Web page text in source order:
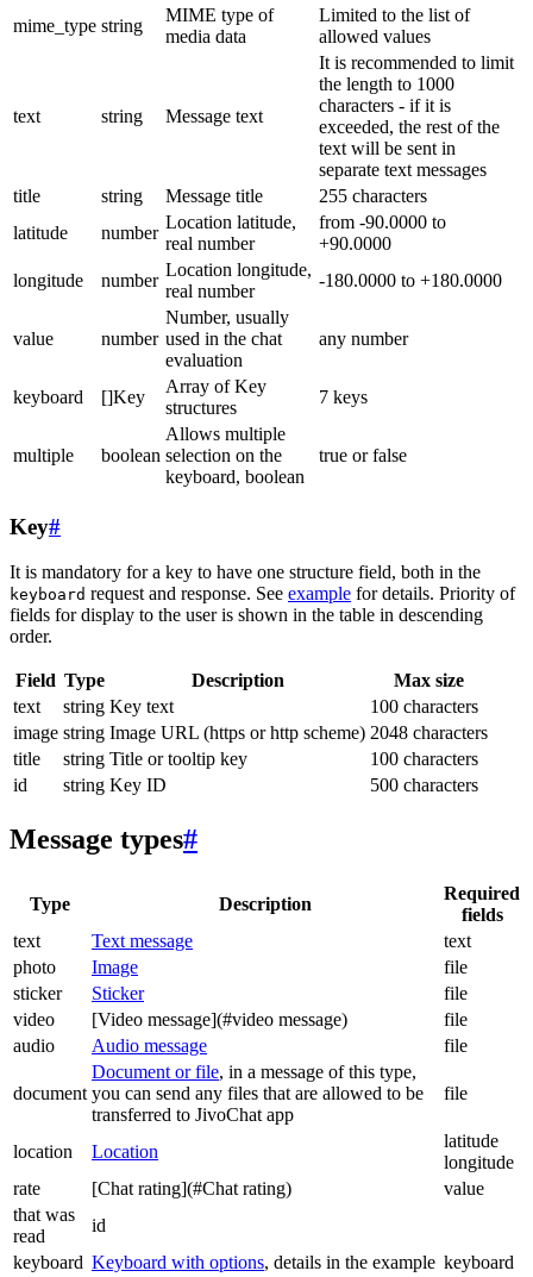
mime_type string
MIME type of
media data
Limited to the list of
allowed values
text string Message text
It is recommended to limit
the length to 1000
characters - if it is
exceeded, the rest of the
text will be sent in
separate text messages
title
string Message title
255 characters
latitude
number
Location latitude,
real number
from -90.0000 to
+90.0000
longitude
number
Location longitude,
real number
-180.0000 to +180.0000
value number
Number, usually
used in the chat
evaluation
any number
keyboard []Key
Array of Key
structures
7 keys
multiple boolean
Allows multiple
selection on the
keyboard, boolean
true or false
Key#
It is mandatory for a key to have one structure field, both in the
keyboard request and response. See example for details. Priority of
fields for display to the user is shown in the table in descending
order.
Field Type Description
Max size
text
string Key text
100 characters
image string Image URL (https or http scheme) 2048 characters
title
string Title or tooltip key
100 characters
id
string Key ID 500 characters
Message types#
Type Description
Required
fields
text
Text message
text
photo
Image
file
sticker
Sticker
file
video
[Video message](#video message)
file
audio
Audio message file
document
Document or file, in a message of this type,
you can send any files that are allowed to be
transferred to JivoChat app
file
location Location
latitude
longitude
rate
[Chat rating](#Chat rating)
value
that was
read
id
keyboard Keyboard with options, details in the example keyboard